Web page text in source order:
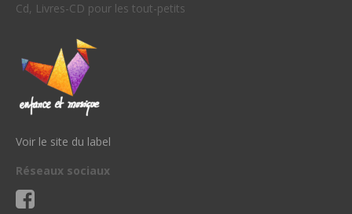
Cd, Livres-CD pour les tout-petits
Voir le site du label
Réseaux sociaux